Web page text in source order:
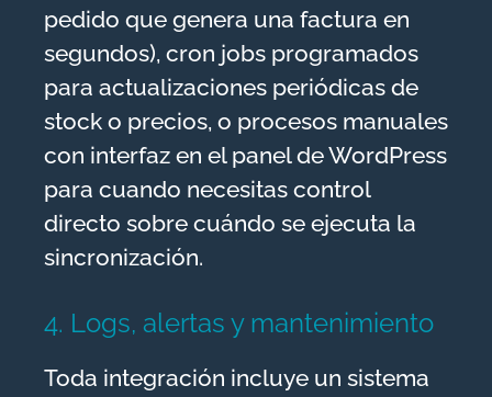
pedido que genera una factura en
segundos), cron jobs programados
para actualizaciones periódicas de
stock o precios, o procesos manuales
con interfaz en el panel de WordPress
para cuando necesitas control
directo sobre cuándo se ejecuta la
sincronización.
4. Logs, alertas y mantenimiento
Toda integración incluye un sistema